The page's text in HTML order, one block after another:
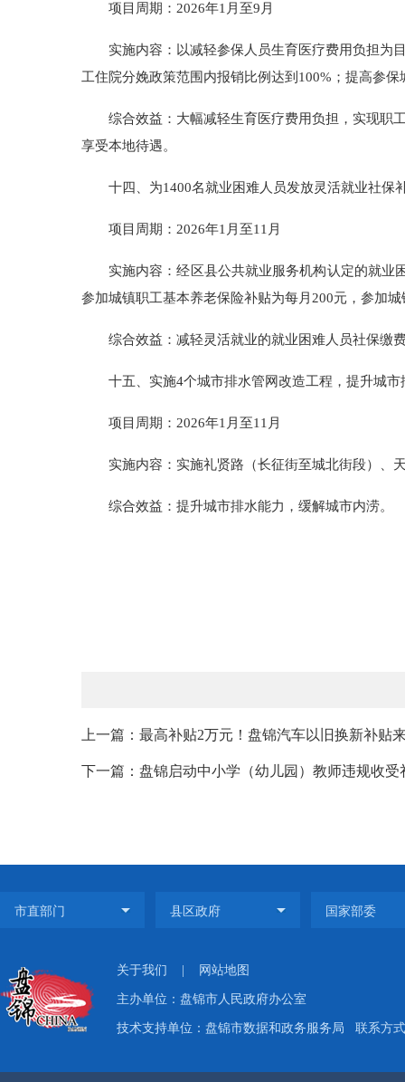
项目周期：2026年1月至9月
实施内容：以减轻参保人员生育医疗费用负担为
工住院分娩政策范围内报销比例达到100%；提高参
综合效益：大幅减轻生育医疗费用负担，实现职
享受本地待遇。
十四、为1400名就业困难人员发放灵活就业社保
项目周期：2026年1月至11月
实施内容：经区县公共就业服务机构认定的就业
参加城镇职工基本养老保险补贴为每月200元，参加
综合效益：减轻灵活就业的就业困难人员社保缴
十五、实施4个城市排水管网改造工程，提升城
项目周期：2026年1月至11月
实施内容：实施礼贤路（长征街至城北街段）、
综合效益：提升城市排水能力，缓解城市内涝。
上一篇：最高补贴2万元！盘锦汽车以旧换新补贴
下一篇：盘锦启动中小学（幼儿园）教师违规收
关于我们 网站地图
主办单位：盘锦市人民政府办公室
技术支持单位：盘锦市数据和政务服务局 联系方